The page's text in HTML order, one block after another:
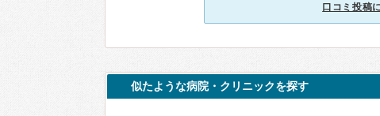
口コミ投稿
似たような病院・クリニックを探す